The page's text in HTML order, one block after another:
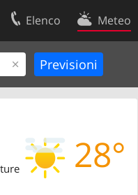
Elenco Meteo
28°
Contatti
Condizioni d’uso